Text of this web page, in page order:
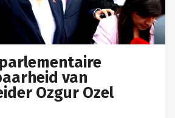
van
Ozgur Ozel